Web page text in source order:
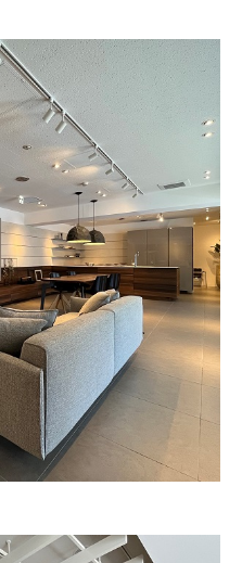
浜松店
053-430-5123
10:00〜19:00 水曜定休